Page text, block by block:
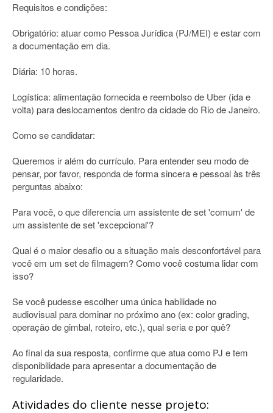
Requisitos e condições:
Obrigatório: atuar como Pessoa Jurídica (PJ/MEI) e estar com
a documentação em dia.
Diária: 10 horas.
Logística: alimentação fornecida e reembolso de Uber (ida e
volta) para deslocamentos dentro da cidade do Rio de Janeiro.
Como se candidatar:
Queremos ir além do currículo. Para entender seu modo de
pensar, por favor, responda de forma sincera e pessoal às três
perguntas abaixo:
Para você, o que diferencia um assistente de set 'comum' de
um assistente de set 'excepcional'?
Qual é o maior desafio ou a situação mais desconfortável para
você em um set de filmagem? Como você costuma lidar com
isso?
Se você pudesse escolher uma única habilidade no
audiovisual para dominar no próximo ano (ex: color grading,
operação de gimbal, roteiro, etc.), qual seria e por quê?
Ao final da sua resposta, confirme que atua como PJ e tem
disponibilidade para apresentar a documentação de
regularidade.
Atividades do cliente nesse projeto: